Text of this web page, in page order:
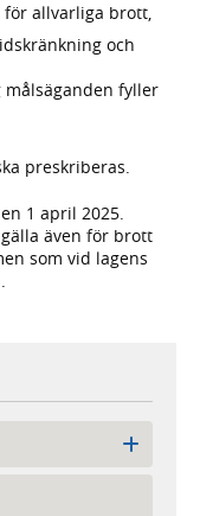
allvarliga brott,
och
fyller
preskriberas.
1 april 2025.
även för brott
som vid lagens